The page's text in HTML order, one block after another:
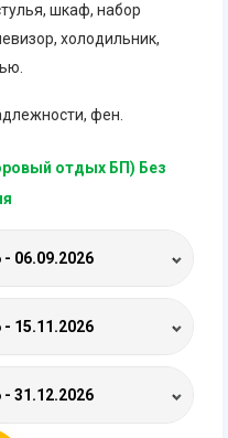
шкаф, набор
холодильник,
фен.
отдых БП) Без
- 06.09.2026
- 15.11.2026
- 31.12.2026